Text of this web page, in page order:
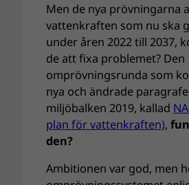
Men de nya prövningarna
vattenkraften som nu ska
under åren 2022 till 2037,
de att fixa problemet? Den
omprövningsrunda som
nya och ändrade
miljöbalken 2019, kallad
plan för vattenkraften),
den?
Ambitionen var god, men